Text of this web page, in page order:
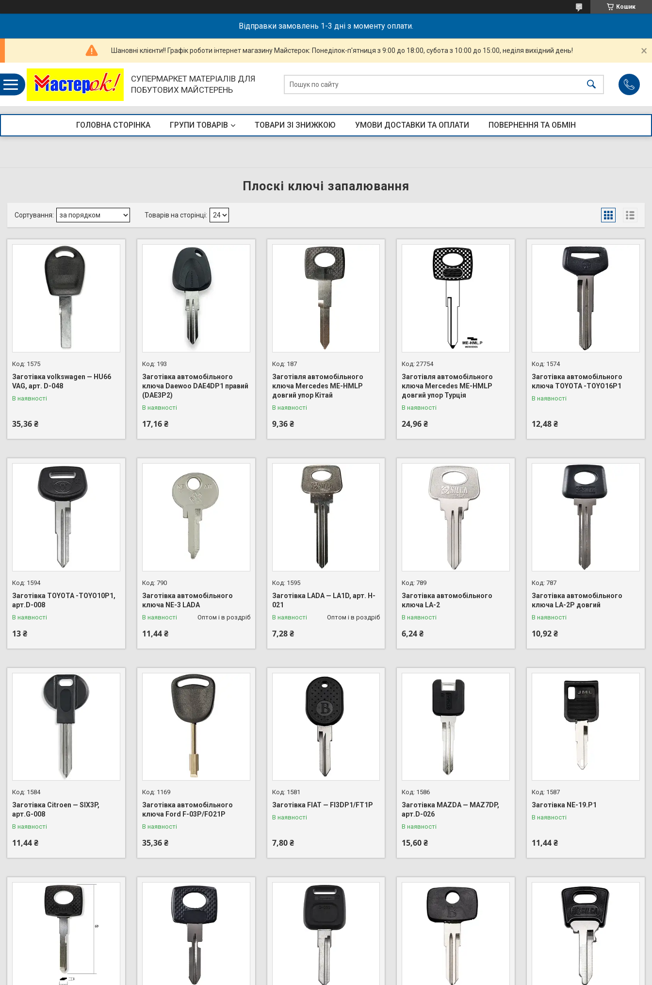
Кошик
Відправки замовлень 1-3 дні з моменту оплати.
Шановні клієнти!! Графік роботи інтернет магазину Майстерок: Понеділок-п'ятниця з 9:00 до 18:00, субота з 10:00 до 15:00, неділя вихідний день!
СУПЕРМАРКЕТ МАТЕРІАЛІВ ДЛЯ
ПОБУТОВИХ МАЙСТЕРЕНЬ
ГОЛОВНА СТОРІНКА ГРУПИ ТОВАРІВ ТОВАРИ ЗІ ЗНИЖКОЮ УМОВИ ДОСТАВКИ ТА ОПЛАТИ ПОВЕРНЕННЯ ТА ОБМІН
Плоскі ключі запалювання
1575
Заготівка volkswagen — HU66
VAG, арт. D-048
В наявності
35,36 ₴
193
Заготівка автомобільного
ключа Daewoo DAE4DP1 правий
(DAE3P2)
В наявності
17,16 ₴
187
Заготівля автомобільного
ключа Mercedes ME-HMLP
довгий упор Кітай
В наявності
9,36 ₴
27754
Заготівля автомобільного
ключа Mercedes ME-HMLP
довгий упор Турція
В наявності
24,96 ₴
1574
Заготівка автомобільного
ключа TOYOTA -TOYO16P1
В наявності
12,48 ₴
1594
Заготівка TOYOTA -TOYO10P1,
арт.D-008
В наявності
13 ₴
790
Заготівка автомобільного
ключа NE-3 LADA
В наявності Оптом і в роздріб
11,44 ₴
1595
Заготівка LADA — LA1D, арт. H-
021
В наявності Оптом і в роздріб
7,28 ₴
789
Заготівка автомобільного
ключа LA-2
В наявності
6,24 ₴
787
Заготівка автомобільного
ключа LA-2P довгий
В наявності
10,92 ₴
1584
Заготівка Citroen — SIX3P,
арт.G-008
В наявності
11,44 ₴
1169
Заготівка автомобільного
ключа Ford F-03P/FO21P
В наявності
35,36 ₴
1581
Заготівка FIAT — FI3DP1/FT1P
В наявності
7,80 ₴
1586
Заготівка MAZDA — MAZ7DP,
арт.D-026
В наявності
15,60 ₴
1587
Заготівка NE-19.P1
В наявності
11,44 ₴